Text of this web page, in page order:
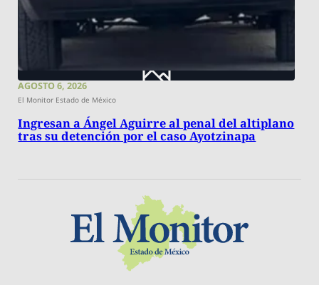
AGOSTO 6, 2026
El Monitor Estado de México
Ingresan a Ángel Aguirre al penal del altiplano
tras su detención por el caso Ayotzinapa